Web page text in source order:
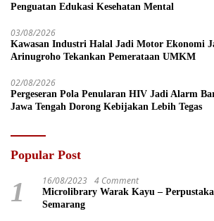
Penguatan Edukasi Kesehatan Mental
03/08/2026
Kawasan Industri Halal Jadi Motor Ekonomi
Arinugroho Tekankan Pemerataan UMKM
02/08/2026
Pergeseran Pola Penularan HIV Jadi Alarm
Jawa Tengah Dorong Kebijakan Lebih Tegas
Popular Post
1 16/08/2023 4 Comment
Microlibrary Warak Kayu –
Semarang